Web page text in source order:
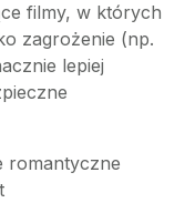
filmy, w których
zagrożenie (np.
lepiej
romantyczne